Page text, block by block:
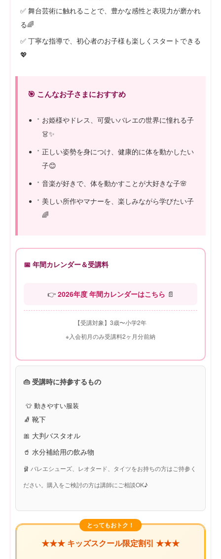
✅ 舞台芸術に触れることで、豊かな感性と表現力が磨かれ
る🌈
✅ 丁寧な指導で、初心者のお子様も楽しくスタートできる
💖
🎯 こんなお子さまにおすすめ
お姫様やドレス、可愛いバレエの世界に憧れる子
👗✨
正しい姿勢を身につけ、健康的に体を動かしたい
子😊
音楽が好きで、体を動かすことが大好きな子🌸
美しい所作やマナーを、楽しみながら学びたい子
🌈
📅 年間カレンダー＆受講料
👉 2026年度 年間カレンダーはこちら 📄
【受講対象】3歳〜小学2年
※入会初月のみ受講料2ヶ月分前納
👜 受講時に持参するもの
👕 動きやすい服装
🧦 靴下
🎀 大判バスタオル
🥤 水分補給用の飲み物
🩰 バレエシューズ、レオタード、タイツをお持ちの方はご持参く
ださい。購入をご検討の方は講師にご相談OK♪
とってもおトク！
★★★ キッズスクール限定割引 ★★★